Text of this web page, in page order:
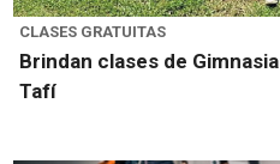
CLASES GRATUITAS
Brindan clases de
Tafí